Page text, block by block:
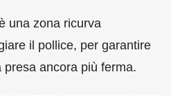
una zona ricurva
il pollice, per garantire
ancora più ferma.